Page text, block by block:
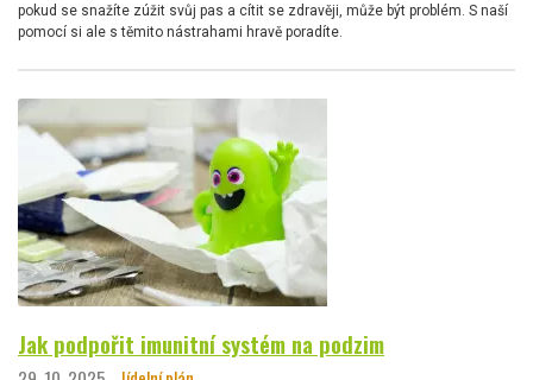
pokud se snažíte zúžit svůj pas a cítit se zdravěji, může být problém. S naší
pomocí si ale s těmito nástrahami hravě poradíte.
Jak podpořit imunitní systém na podzim